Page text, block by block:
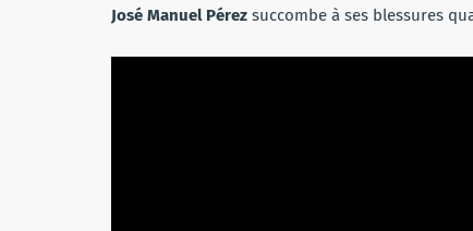
José Manuel Pérez succombe à ses blessures